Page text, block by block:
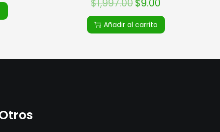
$1,997.00$9.00
Añadir al carrito